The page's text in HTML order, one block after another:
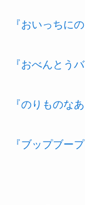
『おいっちに
『おべんとう
『のりものな
『ブップブー